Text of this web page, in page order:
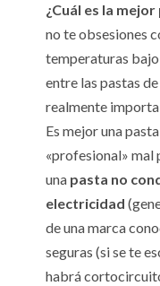
¿Cuál es la
no te obsesiones
temperaturas bajo
entre las pastas
realmente importa
Es mejor una
«profesional» mal
una pasta no
electricidad
de una marca
seguras (si se te
habrá